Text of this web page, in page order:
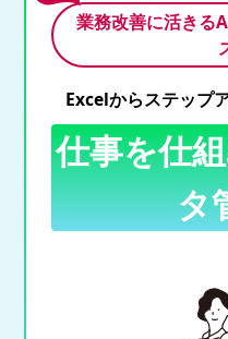
業務改善に活きる
Excelからステップ
仕事を仕
タ